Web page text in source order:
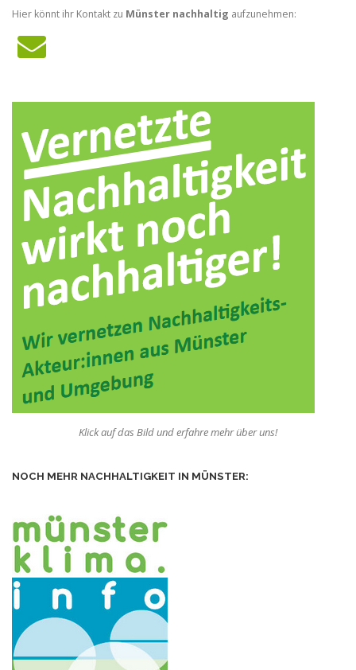
Hier könnt ihr Kontakt zu Münster nachhaltig aufzunehmen:
Klick auf das Bild und erfahre mehr über uns!
NOCH MEHR NACHHALTIGKEIT IN MÜNSTER: